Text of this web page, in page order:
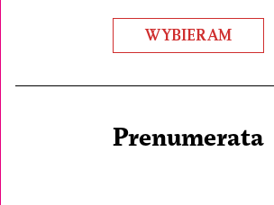
WYBIERAM
Prenumerata